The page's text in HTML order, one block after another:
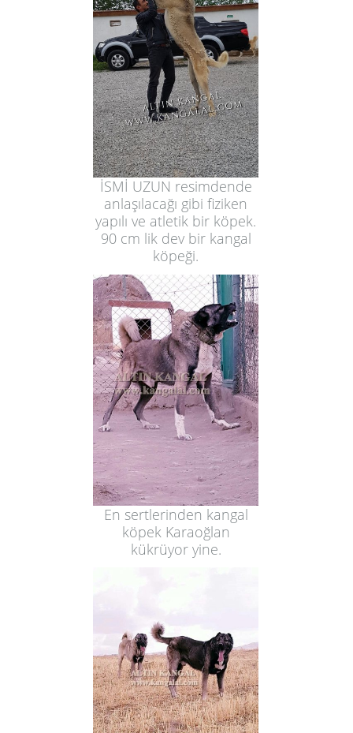
İSMİ UZUN resimdende
anlaşılacağı gibi fiziken
yapılı ve atletik bir köpek.
90 cm lik dev bir kangal
köpeği.
En sertlerinden kangal
köpek Karaoğlan
kükrüyor yine.